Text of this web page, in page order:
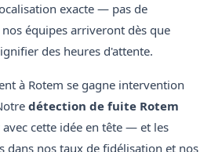
exacte — pas de
équipes arriveront dès que
des heures d'attente.
à Rotem se gagne intervention
détection de fuite Rotem
cette idée en tête — et les
dans nos taux de fidélisation et nos